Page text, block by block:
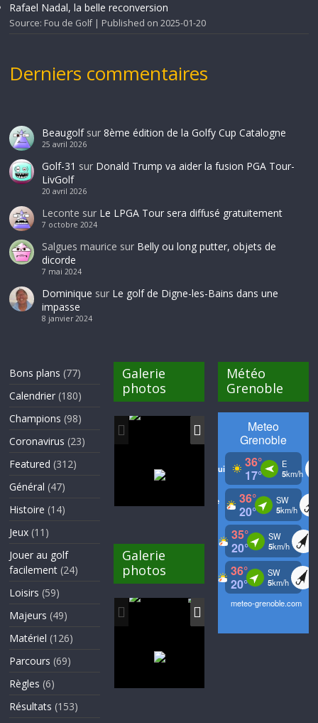
Rafael Nadal, la belle reconversion
Source: Fou de Golf Published on 2025-01-20
Derniers commentaires
Beaugolfsur 8ème édition de la Golfy Cup Catalogne
25 avril 2026
Golf-31 sur Donald Trump va aider la fusion PGA Tour-
LivGolf
20 avril 2026
Leconte sur Le LPGA Tour sera diffusé gratuitement
7 octobre 2024
Salgues maurice sur Belly ou long putter, objets de
dicorde
7 mai 2024
Dominique sur Le golf de Digne-les-Bains dans une
impasse
8 janvier 2024
Bons plans (77)
Calendrier (180)
Champions (98)
Coronavirus (23)
Featured (312)
Général (47)
Histoire (14)
Jeux (11)
Jouer au golf
facilement (24)
Loisirs (59)
Majeurs (49)
Matériel (126)
Parcours (69)
Règles (6)
Résultats (153)
Galerie
photos
Galerie
photos
Météo
Grenoble